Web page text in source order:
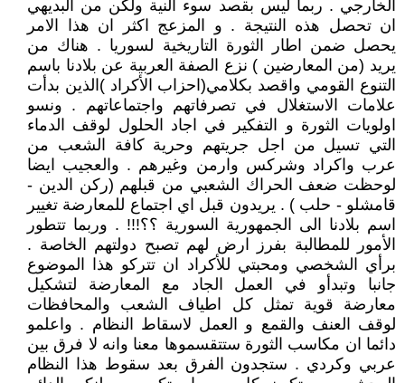
الخارجي . ربما ليس بقصد سوء النية ولكن من البديهي
ان تحصل هذه النتيجة . و المزعج اكثر ان هذا الامر
يحصل ضمن اطار الثورة التاريخية لسوريا . هناك من
يريد (من المعارضين ) نزع الصفة العربية عن بلادنا باسم
التنوع القومي واقصد بكلامي(احزاب الأكراد )الذين بدأت
علامات الاستغلال في تصرفاتهم واجتماعاتهم . ونسو
اولويات الثورة و التفكير في اجاد الحلول لوقف الدماء
التي تسيل من اجل جريتهم وحرية كافة الشعب من
عرب واكراد وشركس وارمن وغيرهم . والعجيب ايضا
لوحظت ضعف الحراك الشعبي من قبلهم (ركن الدين -
قامشلو - حلب ) . يريدون قبل اي اجتماع للمعارضة تغيير
اسم بلادنا الى الجمهورية السورية ؟؟!!! . وربما تتطور
الأمور للمطالبة بفرز ارض لهم تصبح دولتهم الخاصة .
برأي الشخصي ومحبتي للأكراد ان تتركو هذا الموضوع
جانبا وتبدأو في العمل الجاد مع المعارضة لتشكيل
معارضة قوية تمثل كل اطياف الشعب والمحافظات
لوقف العنف والقمع و العمل لاسقاط النظام . واعلمو
دائما ان مكاسب الثورة ستتقسموها معنا وانه لا فرق بين
عربي وكردي . ستجدون الفرق بعد سقوط هذا النظام